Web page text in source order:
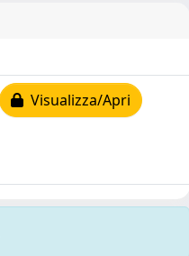
Visualizza/Apri